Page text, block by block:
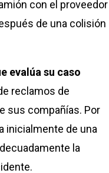
con el proveedor
de una colisión
evalúa su caso
reclamos de
sus compañías. Por
inicialmente de una
la